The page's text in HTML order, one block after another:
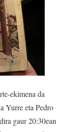
ekimena da
Yurre eta Pedro
gaur 20:30ean